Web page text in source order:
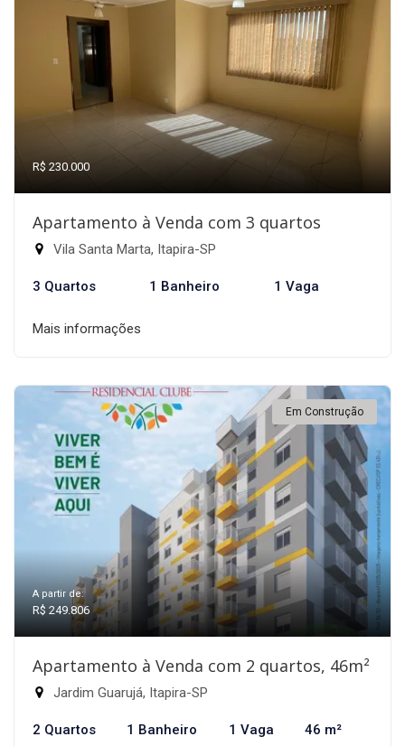
R$ 230.000
Apartamento à Venda com 3 quartos
Vila Santa Marta, Itapira-SP
3 Quartos 1 Banheiro 1 Vaga
Mais informações
Em Construção
A partir de:
R$ 249.806
Apartamento à Venda com 2 quartos, 46m²
Jardim Guarujá, Itapira-SP
2 Quartos 1 Banheiro 1 Vaga 46 m²